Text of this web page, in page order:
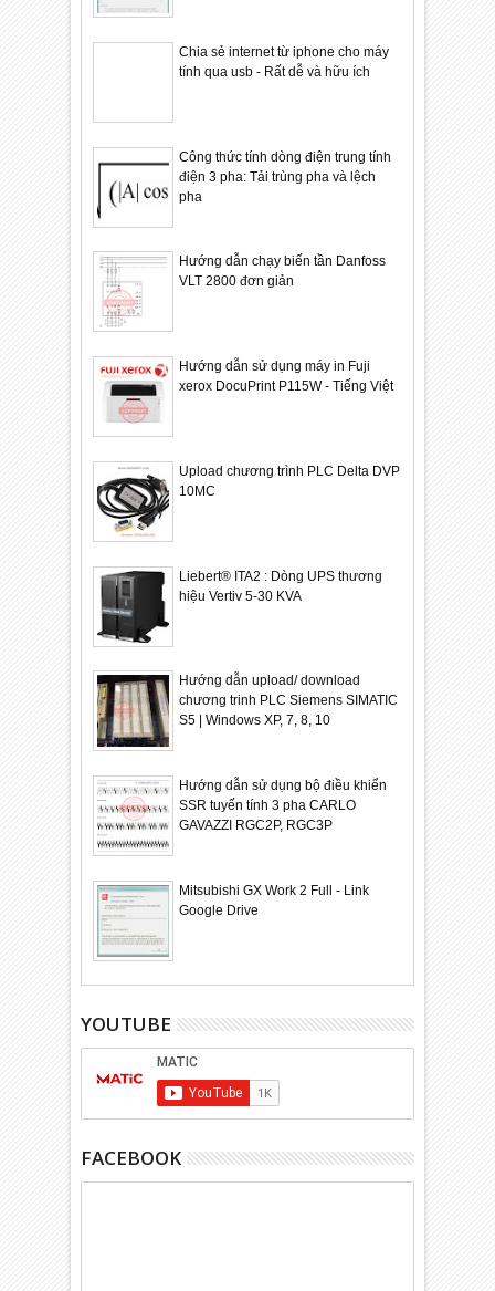
Chia sẻ internet từ iphone cho máy
tính qua usb - Rất dễ và hữu ích
Công thức tính dòng điện trung tính
điện 3 pha: Tải trùng pha và lệch
pha
Hướng dẫn chạy biến tần Danfoss
VLT 2800 đơn giản
Hướng dẫn sử dụng máy in Fuji
xerox DocuPrint P115W - Tiếng Việt
Upload chương trình PLC Delta DVP
10MC
Liebert® ITA2 : Dòng UPS thương
hiệu Vertiv 5-30 KVA
Hướng dẫn upload/ download
chương trinh PLC Siemens SIMATIC
S5 | Windows XP, 7, 8, 10
Hướng dẫn sử dụng bộ điều khiển
SSR tuyến tính 3 pha CARLO
GAVAZZI RGC2P, RGC3P
Mitsubishi GX Work 2 Full - Link
Google Drive
YOUTUBE
FACEBOOK